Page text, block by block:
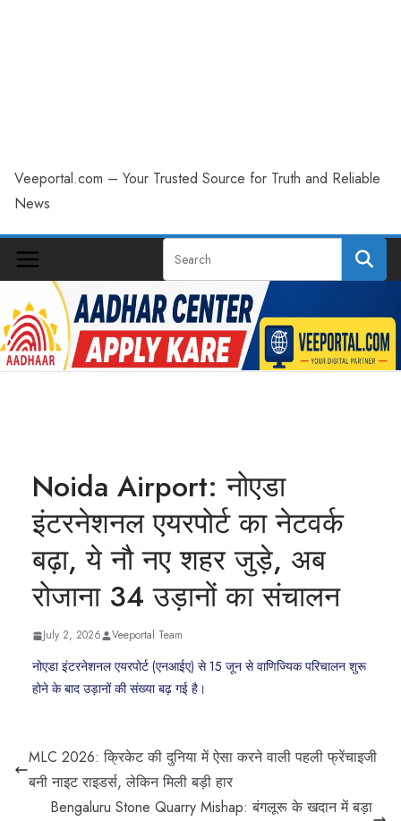
Veeportal.com – Your Trusted Source for Truth and Reliable
News
Noida Airport: नोएडा
इंटरनेशनल एयरपोर्ट का नेटवर्क
बढ़ा, ये नौ नए शहर जुड़े, अब
रोजाना 34 उड़ानों का संचालन
July 2, 2026 Veeportal Team
नोएडा इंटरनेशनल एयरपोर्ट (एनआईए) से 15 जून से वाणिज्यिक परिचालन शुरू
होने के बाद उड़ानों की संख्या बढ़ गई है।
MLC 2026: क्रिकेट की दुनिया में ऐसा करने वाली पहली फ्रेंचाइजी
बनी नाइट राइडर्स, लेकिन मिली बड़ी हार
Bengaluru Stone Quarry Mishap: बंगलूरू के खदान में बड़ा